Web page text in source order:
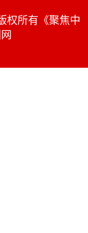
权所有《聚焦中